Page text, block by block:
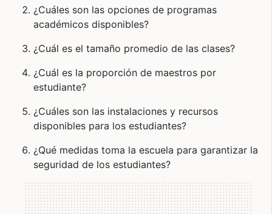
¿Cuáles son las opciones de programas
académicos disponibles?
¿Cuál es el tamaño promedio de las clases?
¿Cuál es la proporción de maestros por
estudiante?
¿Cuáles son las instalaciones y recursos
disponibles para los estudiantes?
¿Qué medidas toma la escuela para garantizar la
seguridad de los estudiantes?